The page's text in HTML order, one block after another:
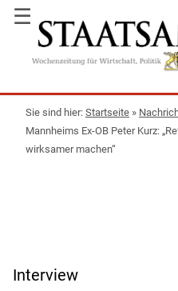
☰
Startseite »
Mannheims Ex-OB Peter Kurz:
wirksamer machen“
Interview